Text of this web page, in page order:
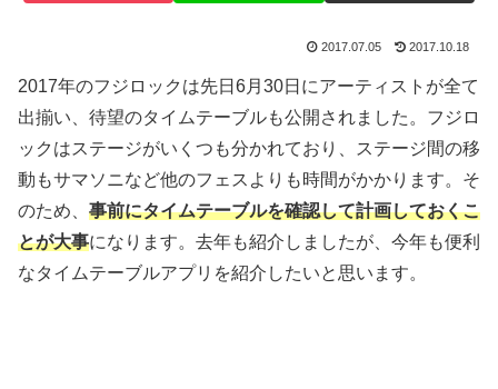
2017.07.05 2017.10.18
2017年のフジロックは先日6月30日にアーティストが全て
出揃い、待望のタイムテーブルも公開されました。フジロ
ックはステージがいくつも分かれており、ステージ間の移
動もサマソニなど他のフェスよりも時間がかかります。そ
のため、 事前にタイムテーブルを確認して計画しておくこ
とが大事になります。去年も紹介しましたが、今年も便利
なタイムテーブルアプリを紹介したいと思います。